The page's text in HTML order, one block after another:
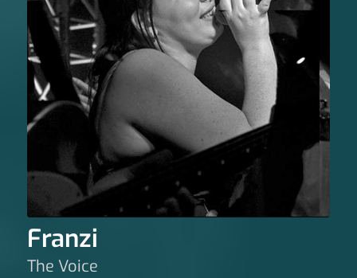
Franzi
The Voice